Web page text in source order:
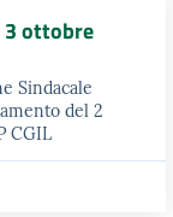
3 ottobre
Sindacale
del 2
CGIL